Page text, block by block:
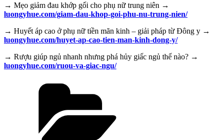
→ Mẹo giảm đau khớp gối cho phụ nữ trung niên →
luongyhue.com/giam-dau-khop-goi-phu-nu-trung-nien/
→ Huyết áp cao ở phụ nữ tiền mãn kinh – giải pháp từ Đông y →
luongyhue.com/huyet-ap-cao-tien-man-kinh-dong-y/
→ Rượu giúp ngủ nhanh nhưng phá hủy giấc ngủ thế nào? →
luongyhue.com/ruou-va-giac-ngu/